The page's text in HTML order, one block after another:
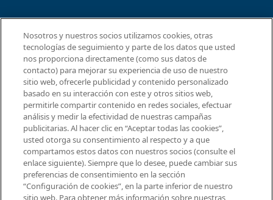
Acuerdo para el procesamiento de datos
Comunidad de socios
Términos y condiciones de seguridad de la información
© 2026 Cepheid. Cepheid®, el logotipo de Cepheid,
GeneXpert®, Xpert® e I-CORE® son marcas comerciales de
Cepheid, registradas en los EE. UU. y otros países.
Nosotros y nuestros socios utilizamos cookies, otras
tecnologías de seguimiento y parte de los datos que usted
nos proporciona directamente (como sus datos de
contacto) para mejorar su experiencia de uso de nuestro
sitio web, ofrecerle publicidad y contenido personalizado
basado en su interacción con este y otros sitios web,
permitirle compartir contenido en redes sociales, efectuar
análisis y medir la efectividad de nuestras campañas
publicitarias. Al hacer clic en “Aceptar todas las cookies”,
usted otorga su consentimiento al respecto y a que
compartamos estos datos con nuestros socios (consulte el
enlace siguiente). Siempre que lo desee, puede cambiar sus
preferencias de consentimiento en la sección
“Configuración de cookies”, en la parte inferior de nuestro
sitio web. Para obtener más información sobre nuestras